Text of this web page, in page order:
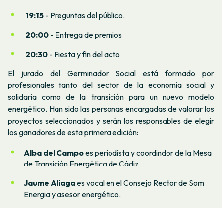
19:15 - Preguntas del público.
20:00 - Entrega de premios
20:30 - Fiesta y fin del acto
El jurado del Germinador Social está formado por
profesionales tanto del sector de la economía social y
solidaria como de la transición para un nuevo modelo
energético. Han sido las personas encargadas de valorar los
proyectos seleccionados y serán los responsables de elegir
los ganadores de esta primera edición:
Alba del Campoes periodista y coordindor de la Mesa
de Transición Energética de Cádiz.
Jaume Aliagaes vocal en el Consejo Rector de Som
Energia y asesor energético.